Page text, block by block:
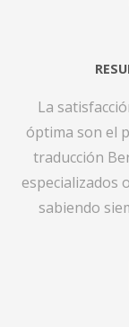
La
óptima son el
traducción
especializados
sabiendo